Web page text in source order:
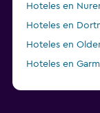
Hoteles en
Hoteles en
Hoteles en
Hoteles en